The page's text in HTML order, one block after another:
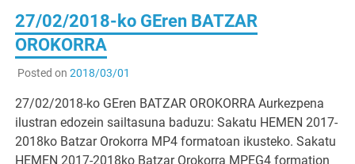
27/02/2018-ko GEren BATZAR
OROKORRA
Posted on 2018/03/01
27/02/2018-ko GEren BATZAR OROKORRA Aurkezpena
ilustran edozein sailtasuna baduzu: Sakatu HEMEN 2017-
2018ko Batzar Orokorra MP4 formatoan ikusteko. Sakatu
HEMEN 2017-2018ko Batzar Orokorra MPEG4 formation